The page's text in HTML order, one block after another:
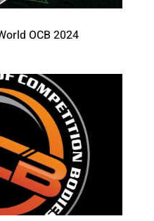
OCB 2024